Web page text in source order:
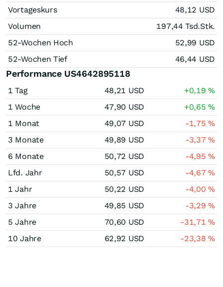
Vortageskurs
48,12 USD
Volumen
197,44 Tsd.Stk.
52-Wochen Hoch
52,99 USD
52-Wochen Tief
46,44 USD
Performance US4642895118
1 Tag 48,21 USD +0,19%
1 Woche
47,90 USD +0,65%
1 Monat
49,07 USD -1,75%
3 Monate
49,89 USD -3,37%
6 Monate
50,72 USD -4,95%
Lfd. Jahr
50,57 USD -4,67%
1 Jahr
50,22 USD -4,00%
3 Jahre
49,85 USD -3,29%
5 Jahre
70,60 USD -31,71%
10 Jahre
62,92 USD -23,38%